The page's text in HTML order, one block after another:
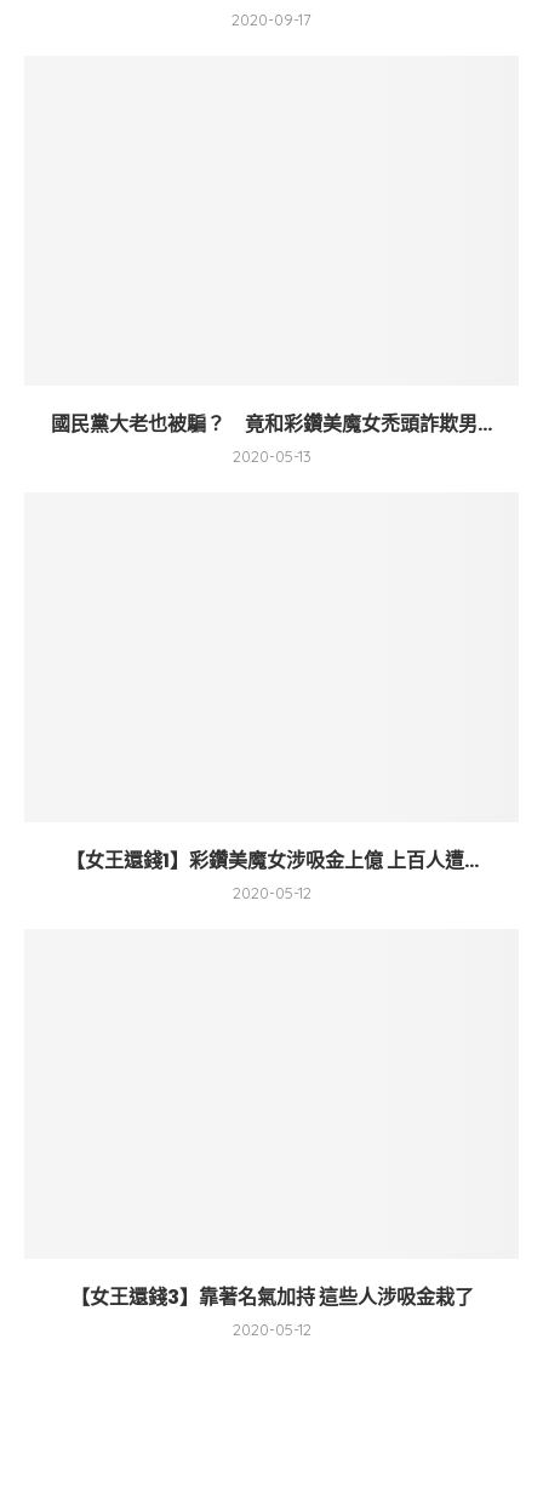
2020-09-17
國民黨大老也被騙？ 竟和彩鑽美魔女禿頭詐欺男...
2020-05-13
【女王還錢1】彩鑽美魔女涉吸金上億 上百人遭...
2020-05-12
【女王還錢3】靠著名氣加持 這些人涉吸金栽了
2020-05-12